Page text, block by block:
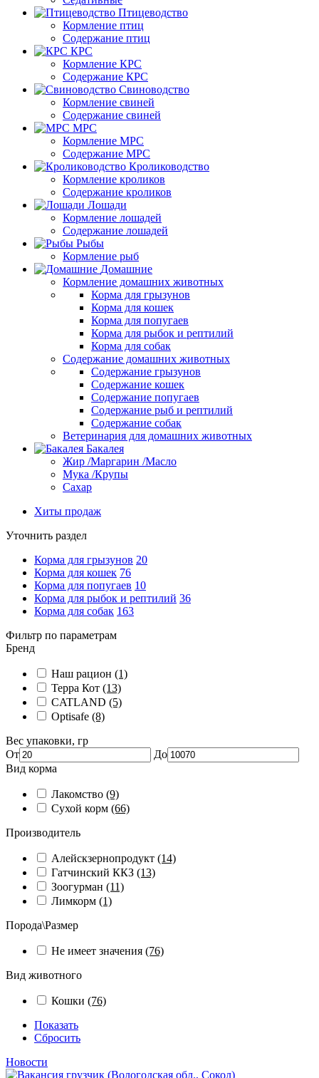
Птицеводство
Кормление птиц
Содержание птиц
КРС
Кормление КРС
Содержание КРС
Свиноводство
Кормление свиней
Содержание свиней
МРС
Кормление МРС
Содержание МРС
Кролиководство
Кормление кроликов
Содержание кроликов
Лошади
Кормление лошадей
Содержание лошадей
Рыбы
Кормление рыб
Домашние
Кормление домашних животных
Корма для грызунов
Корма для кошек
Корма для попугаев
Корма для рыбок и рептилий
Корма для собак
Содержание домашних животных
Содержание грызунов
Содержание кошек
Содержание попугаев
Содержание рыб и рептилий
Содержание собак
Ветеринария для домашних животных
Бакалея
Жир /Маргарин /Масло
Мука /Крупы
Сахар
Хиты продаж
Уточнить раздел
Корма для грызунов 20
Корма для кошек 76
Корма для попугаев 10
Корма для рыбок и рептилий 36
Корма для собак 163
Фильтр по параметрам
Бренд
Наш рацион (1)
Терра Кот (13)
CATLAND (5)
Optisafe (8)
Вес упаковки, гр
От
До
Вид корма
Лакомство (9)
Сухой корм (66)
Производитель
Алейскзернопродукт (14)
Гатчинский ККЗ (13)
Зоогурман (11)
Лимкорм (1)
Порода\Размер
Не имеет значения (76)
Вид животного
Кошки (76)
Показать
Сбросить
Новости